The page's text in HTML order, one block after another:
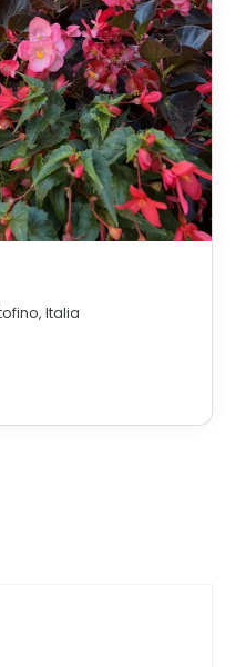
Italia